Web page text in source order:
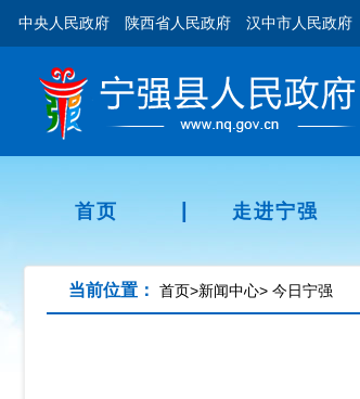
中央人民政府 陕西省人民政府 汉中市人民政府
首页 走进宁强
当前位置： 首页>新闻中心> 今日宁强